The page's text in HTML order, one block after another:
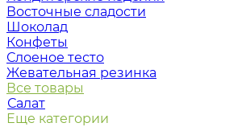
Восточные сладости
Шоколад
Конфеты
Слоеное тесто
Жевательная резинка
Все товары
Салат
Еще категории